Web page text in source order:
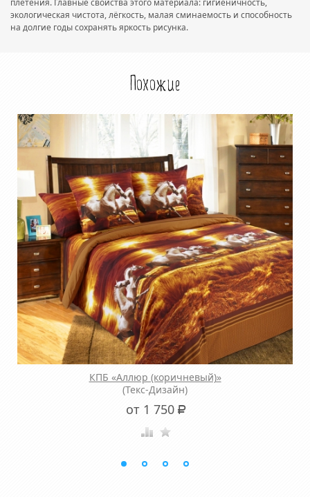
плетения. Главные свойства этого материала: гигиеничность,
экологическая чистота, лёгкость, малая сминаемость и способность
на долгие годы сохранять яркость рисунка.
Похожие
КПБ «Аллюр (коричневый)»
(Текс-Дизайн)
от 1 750 Р